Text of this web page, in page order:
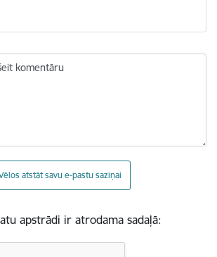
komentāru
atstāt savu e-pastu saziņai
apstrādi ir atrodama sadaļā: